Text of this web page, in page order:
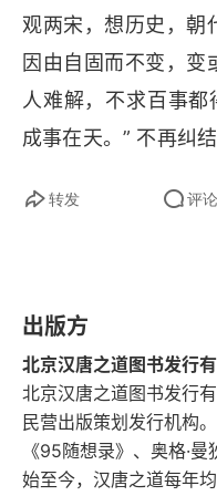
观两宋，想历史，朝
因由自固而不变，变
人难解，不求百事都
成事在天。” 不再纠结
转发 评论
出版方
北京汉唐之道图书发行
北京汉唐之道图书发行
民营出版策划发行机构
《95随想录》、奥格·
始至今，汉唐之道每年